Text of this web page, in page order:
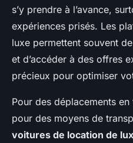
s’y prendre à l’avance,
expériences prisés. Les
luxe permettent souvent
et d’accéder à des offres
précieux pour optimiser
Pour des déplacements
pour des moyens de
voitures de location de